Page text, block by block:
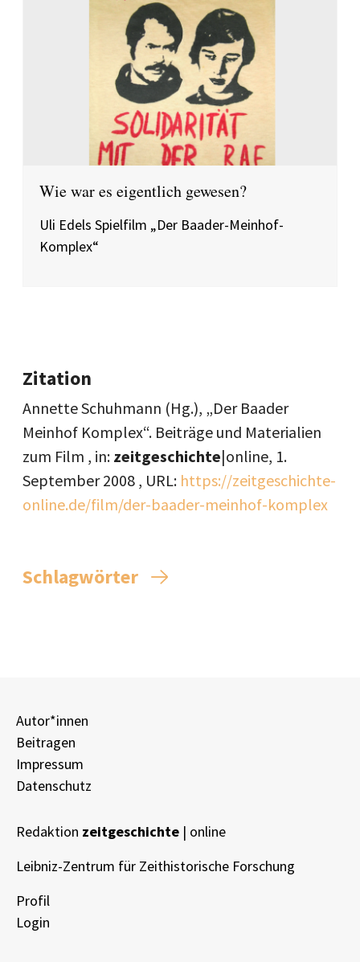
Wie war es eigentlich gewesen?
Uli Edels Spielfilm „Der Baader-Meinhof-
Komplex“
Zitation
Annette Schuhmann (Hg.), „Der Baader
Meinhof Komplex“. Beiträge und Materialien
zum Film , in: zeitgeschichte|online, 1.
September 2008 , URL: https://zeitgeschichte-
online.de/film/der-baader-meinhof-komplex
Schlagwörter
Autor*innen
Beitragen
Impressum
Datenschutz
Redaktion zeitgeschichte | online
Leibniz-Zentrum für Zeithistorische Forschung
Profil
Login